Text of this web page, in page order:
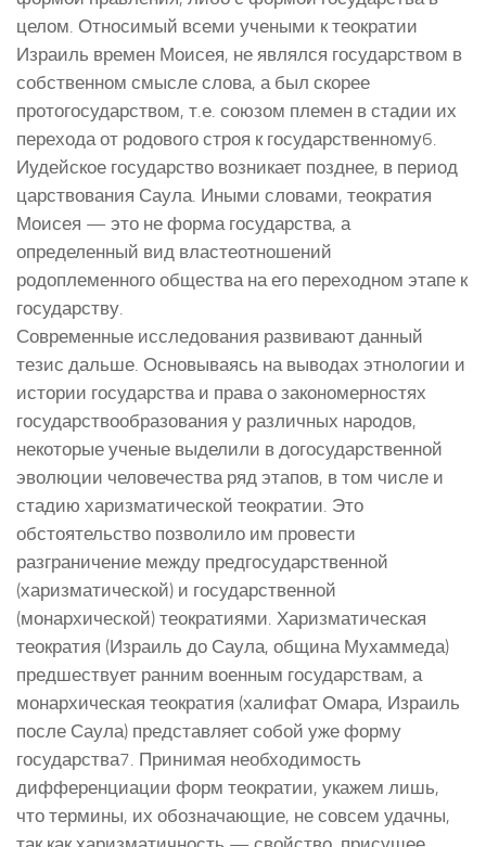
целом. Относимый всеми учеными к теократии
Израиль времен Моисея, не являлся государством в
собственном смысле слова, а был скорее
протогосударством, т.е. союзом племен в стадии их
перехода от родового строя к государственному6.
Иудейское государство возникает позднее, в период
царствования Саула. Иными словами, теократия
Моисея — это не форма государства, а
определенный вид властеотношений
родоплеменного общества на его переходном этапе к
государству.
Современные исследования развивают данный
тезис дальше. Основываясь на выводах этнологии и
истории государства и права о закономерностях
государствообразования у различных народов,
некоторые ученые выделили в догосударственной
эволюции человечества ряд этапов, в том числе и
стадию харизматической теократии. Это
обстоятельство позволило им провести
разграничение между предгосударственной
(харизматической) и государственной
(монархической) теократиями. Харизматическая
теократия (Израиль до Саула, община Мухаммеда)
предшествует ранним военным государствам, а
монархическая теократия (халифат Омара, Израиль
после Саула) представляет собой уже форму
государства7. Принимая необходимость
дифференциации форм теократии, укажем лишь,
что термины, их обозначающие, не совсем удачны,